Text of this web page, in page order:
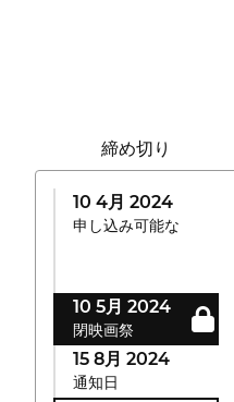
締め切り
10 4月 2024
申し込み可能な
10 5月 2024
閉映画祭
15 8月 2024
通知日